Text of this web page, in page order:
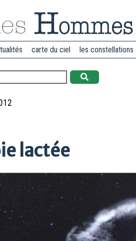
carte du ciel les constellations
lactée